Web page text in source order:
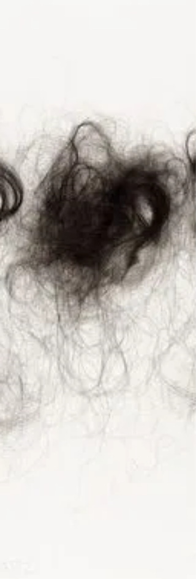
O laser de baixa potência (LLLT) e o LED terapêutico
deixaram de ser recursos complementares para se
tornarem protagonistas em protocolos de saúde
capilar. A questão que mais aparece na minha
clínica é: quando o laser resolve sozinho — e
ele precisa ser associado à mesoterapia para
potencializar o resultado?